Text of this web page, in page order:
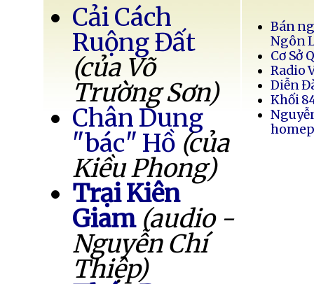
Cải Cách
Ruộng Đất
(của Võ
Trường Sơn)
Chân Dung
"bác" Hồ (của
Kiều Phong)
Trại Kiên
Giam (audio -
Nguyễn Chí
Thiệp)
Bán
Ngôn
Cơ Sở
Radio
Diễn
Khối